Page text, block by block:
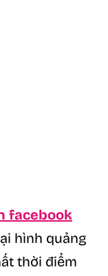
facebook
hình quảng
thời điểm